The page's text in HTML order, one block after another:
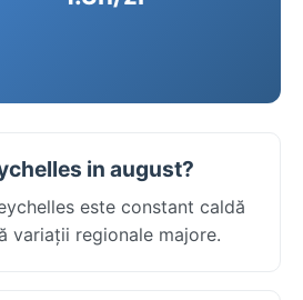
in august?
este constant caldă
variații regionale majore.